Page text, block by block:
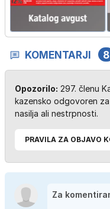
KOMENTARJI 8
Opozorilo: 297. členu
kazensko odgovoren
nasilja ali nestrpnosti.
PRAVILA ZA OBJAVO